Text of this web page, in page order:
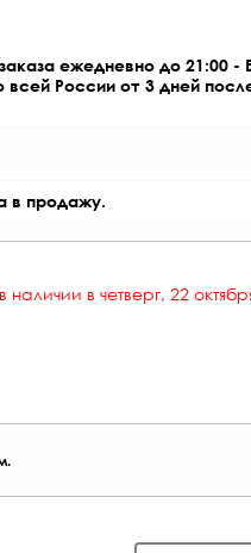
ежедневно до 21:00 -
России от 3 дней
в продажу.
в четверг, 22